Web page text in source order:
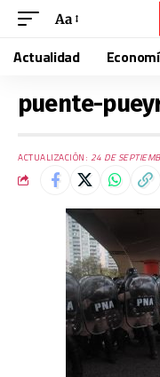
Aa
Actualidad
puente-
ACTUALIZACIÓN: 24 DE